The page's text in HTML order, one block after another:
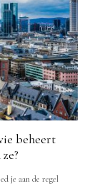
beheert
je aan de regel